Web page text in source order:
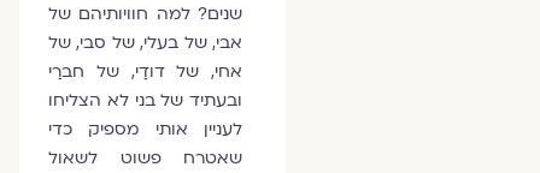
שנים? למה חוויותיהם של
אבי, של בעלי, של סבי, של
אחי, של דודַי, של חברַי
ובעתיד של בני לא הצליחו
לעניין אותי מספיק כדי
שאטרח פשוט לשאול